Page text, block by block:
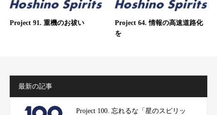
Project 91. 重機のお祓い
Project 64. 情報の高速道路化
を
最新の記事
Project 100. 忘れるな「星のスピリッ